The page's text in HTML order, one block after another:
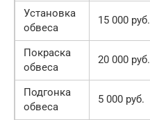
Установка
обвеса
15 000 руб.
Покраска
обвеса
20 000 руб.
Подгонка
обвеса
5 000 руб.